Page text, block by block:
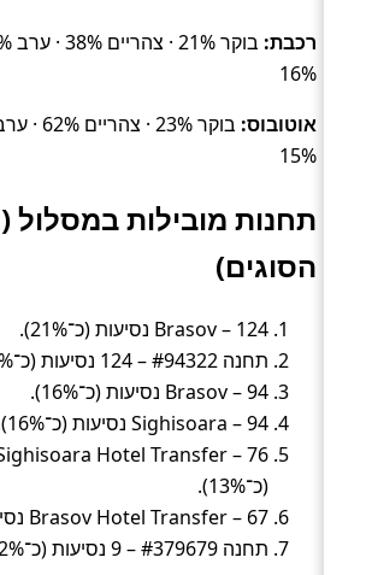
רכבת:
16%
אוטובוס:
15%
תחנות מובילות במסלול
הסוגים)
Brasov – 124 נסיעות (כ־21%).
תחנה #94322 – 124 נסיעות (כ־21%).
Brasov – 94 נסיעות (כ־16%).
Sighisoara – 94 נסיעות (כ־16%).
(כ־13%).
Brasov Hotel Transfer – 67 נסיעות (כ־11%).
תחנה #379679 – 9 נסיעות (כ־2%).